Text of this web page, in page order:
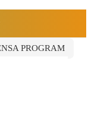
PROGRAM